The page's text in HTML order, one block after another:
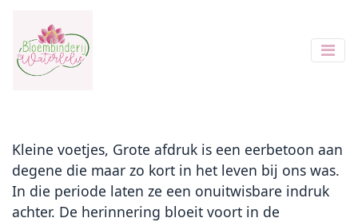
Kleine voetjes, Grote afdruk is een eerbetoon aan
degene die maar zo kort in het leven bij ons was.
In die periode laten ze een onuitwisbare indruk
achter. De herinnering bloeit voort in de